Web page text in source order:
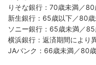
りそな銀行：70歳未満／
新生銀行：65歳以下／80
ソニー銀行：65歳未満／
横浜銀行：返済期間により
JAバンク：66歳未満／80